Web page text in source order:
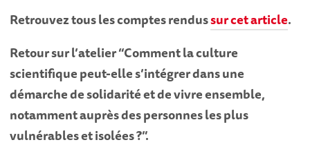
Retrouvez tous les comptes rendussur cet article.
Retour sur l’atelier “Comment la culture
scientifique peut-elle s’intégrer dans une
démarche de solidarité et de vivre ensemble,
notamment auprès des personnes les plus
vulnérables et isolées ?”.